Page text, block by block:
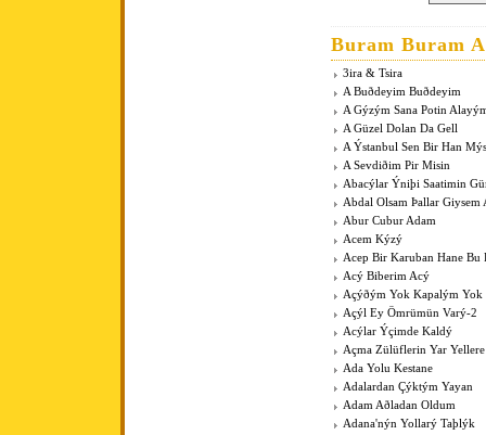
Buram Buram
3ira & Tsira
A Buðdeyim Buðdeyim
A Gýzým Sana Potin
A Güzel Dolan Da Gell
A Ýstanbul Sen Bir Han
A Sevdiðim Pir Misin
Abacýlar Ýniþi Saatimin
Abdal Olsam Þallar Giysem
Abur Cubur Adam
Acem Kýzý
Acep Bir Karuban Hane Bu
Acý Biberim Acý
Açýðým Yok Kapalým Yok
Açýl Ey Ömrümün Varý-2
Acýlar Ýçimde Kaldý
Açma Zülüflerin Yar
Ada Yolu Kestane
Adalardan Çýktým Yayan
Adam Aðladan Oldum
Adana'nýn Yollarý Taþlýk